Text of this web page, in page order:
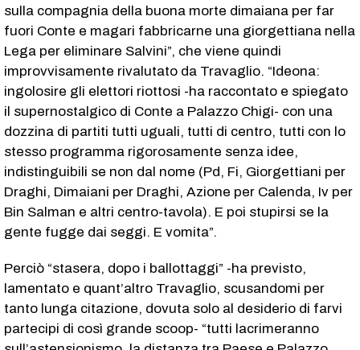
sulla compagnia della buona morte dimaiana per far
fuori Conte e magari fabbricarne una giorgettiana nella
Lega per eliminare Salvini”, che viene quindi
improvvisamente rivalutato da Travaglio. “Ideona:
ingolosire gli elettori riottosi -ha raccontato e spiegato
il supernostalgico di Conte a Palazzo Chigi- con una
dozzina di partiti tutti uguali, tutti di centro, tutti con lo
stesso programma rigorosamente senza idee,
indistinguibili se non dal nome (Pd, Fi, Giorgettiani per
Draghi, Dimaiani per Draghi, Azione per Calenda, Iv per
Bin Salman e altri centro-tavola). E poi stupirsi se la
gente fugge dai seggi. E vomita”.
Perciò “stasera, dopo i ballottaggi” -ha previsto,
lamentato e quant’altro Travaglio, scusandomi per
tanto lunga citazione, dovuta solo al desiderio di farvi
partecipi di così grande scoop- “tutti lacrimeranno